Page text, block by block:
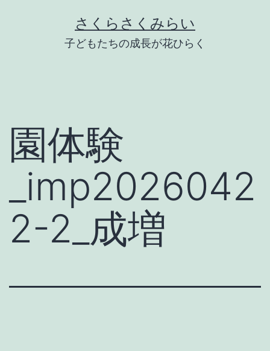
さくらさくみらい
子どもたちの成長が花ひらく
園体験
_imp2026042
2-2_成増